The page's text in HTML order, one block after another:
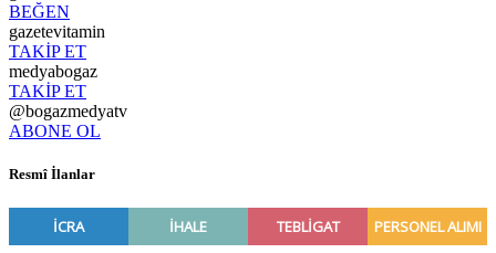
BEĞEN
gazetevitamin
TAKİP ET
medyabogaz
TAKİP ET
@bogazmedyatv
ABONE OL
Resmî İlanlar